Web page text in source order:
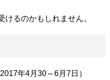
るのかもしれません。
年4月30～6月7日）